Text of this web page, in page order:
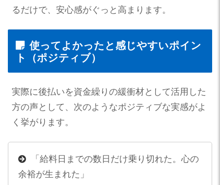
るだけで、安心感がぐっと高まります。
使ってよかったと感じやすいポイン
ト（ポジティブ）
実際に後払いを資金繰りの緩衝材として活用した
方の声として、次のようなポジティブな実感がよ
く挙がります。
「給料日までの数日だけ乗り切れた。心の
余裕が生まれた」